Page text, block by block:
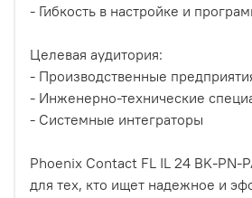
- Гибкость в настройке и
Целевая аудитория:
- Производственные
- Инженерно-технические
- Системные интеграторы
Phoenix Contact FL IL 24 BK-PN-
для тех, кто ищет надежное и